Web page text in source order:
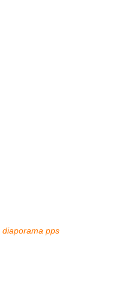
diaporama pps